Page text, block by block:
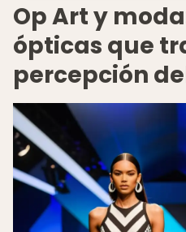
Op Art y
ópticas que
percepción